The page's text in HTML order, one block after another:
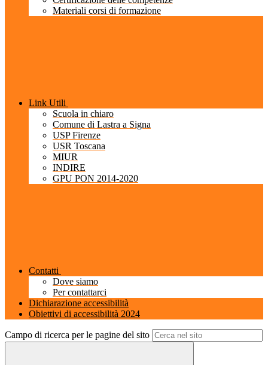
Materiali corsi di formazione
Link Utili
Scuola in chiaro
Comune di Lastra a Signa
USP Firenze
USR Toscana
MIUR
INDIRE
GPU PON 2014-2020
Contatti
Dove siamo
Per contattarci
Dichiarazione accessibilità
Obiettivi di accessibilità 2024
Campo di ricerca per le pagine del sito